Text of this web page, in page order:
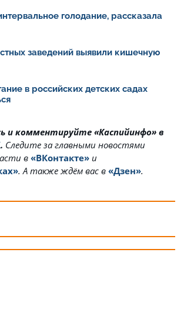
голодание, рассказала
заведений выявили кишечную
в российских детских садах
и комментируйте «Каспийинфо» в
. Cледите за главными новостями
в «ВКонтакте» и
. А также ждём вас в «Дзен».